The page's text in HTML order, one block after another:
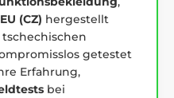
(CZ) hergestellt
getestet
Erfahrung,
bei